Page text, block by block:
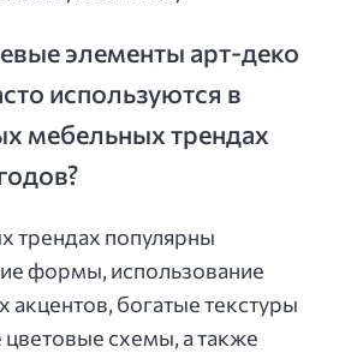
элементы арт-деко
используются в
мебельных трендах
трендах популярны
формы, использование
акцентов, богатые текстуры
цветовые схемы, а также